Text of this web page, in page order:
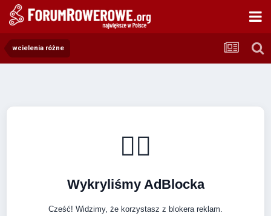
wcielenia różne
🚴‍♂️
Wykryliśmy AdBlocka
Cześć! Widzimy, że korzystasz z blokera reklam.